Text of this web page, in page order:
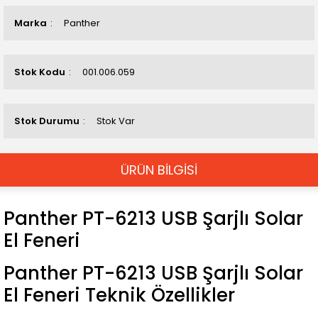
Marka Panther
Stok Kodu 001.006.059
Stok Durumu Stok Var
ÜRÜN BİLGİSİ
Panther PT-6213 USB Şarjlı Solar
El Feneri
Panther PT-6213 USB Şarjlı Solar
El Feneri Teknik Özellikler